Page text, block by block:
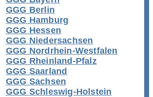
GGG Berlin
GGG Hamburg
GGG Hessen
GGG Niedersachsen
GGG Nordrhein-Westfalen
GGG Rheinland-Pfalz
GGG Saarland
GGG Sachsen
GGG Schleswig-Holstein